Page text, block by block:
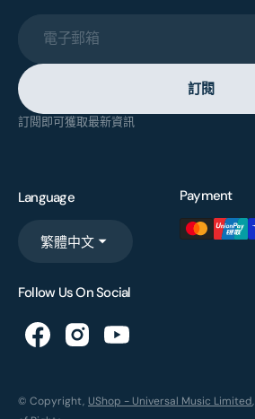
電子郵箱
訂閱
訂閱即可獲取最新資訊
Language
繁體中文
Payment
Follow Us On Social
© Copyright, UShop - Universal Music Limited,